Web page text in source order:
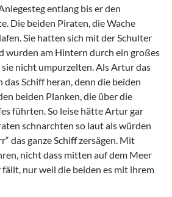
entlang bis er den
Die beiden Piraten, die Wache
Sie hatten sich mit der Schulter
wurden am Hintern durch ein großes
nicht umpurzelten. Als Artur das
das Schiff heran, denn die beiden
beiden Planken, die über die
führten. So leise hätte Artur gar
schnarchten so laut als würden
das ganze Schiff zersägen. Mit
nicht dass mitten auf dem Meer
nur weil die beiden es mit ihrem